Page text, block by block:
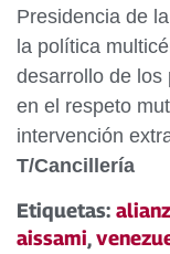
Presidencia de
la política
desarrollo de los
en el respeto
intervención
T/Cancillería
Etiquetas:
aissami,